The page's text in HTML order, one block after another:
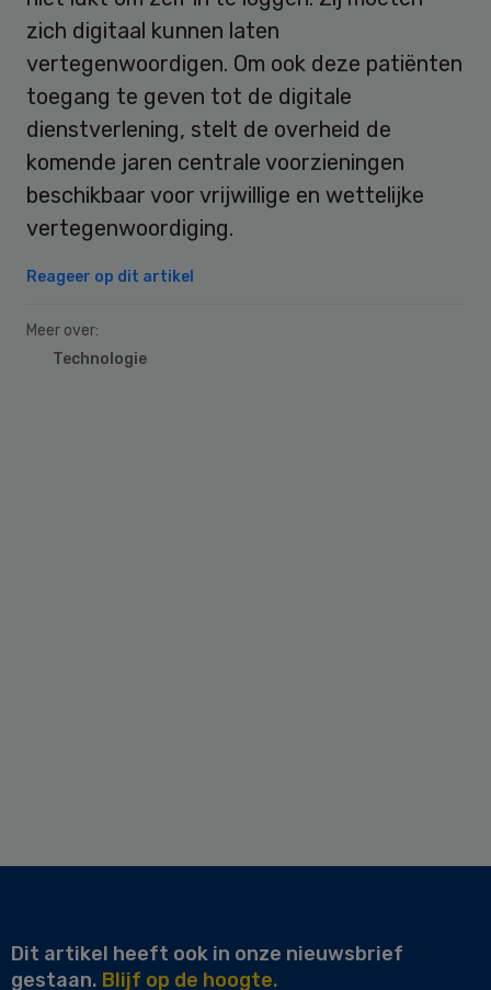
zich digitaal kunnen laten
vertegenwoordigen. Om ook deze patiënten
toegang te geven tot de digitale
dienstverlening, stelt de overheid de
komende jaren centrale voorzieningen
beschikbaar voor vrijwillige en wettelijke
vertegenwoordiging.
Reageer op dit artikel
Meer over:
Technologie
Dit artikel heeft ook in onze nieuwsbrief
gestaan. Blijf op de hoogte.